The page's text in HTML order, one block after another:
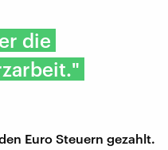
die
Euro Steuern gezahlt.